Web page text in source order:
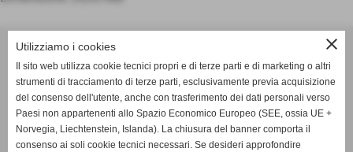
ASD OLIMPIA MERANO
Via Postgranz, 1- Merano (BZ)
Tel. +39 3802691640
info@asdolimpiamerano.it
Privacy Policy-Cookie Policy
close
Utilizziamo i cookies
Il sito web utilizza cookie tecnici propri e di terze parti e di marketing o altri
strumenti di tracciamento di terze parti, esclusivamente previa acquisizione
del consenso dell'utente, anche con trasferimento dei dati personali verso
Paesi non appartenenti allo Spazio Economico Europeo (SEE, ossia UE +
Norvegia, Liechtenstein, Islanda). La chiusura del banner comporta il
consenso ai soli cookie tecnici necessari. Se desideri approfondire